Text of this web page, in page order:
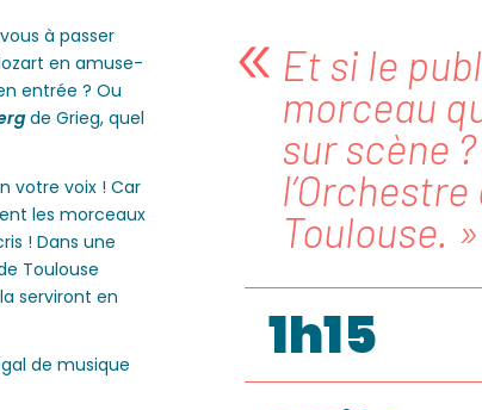
à passer
en amuse-
entrée ? Ou
de Grieg, quel
votre voix ! Car
les morceaux
! Dans une
Toulouse
serviront en
de musique
Et si le
morceau
sur scène
Toulouse.
1h15